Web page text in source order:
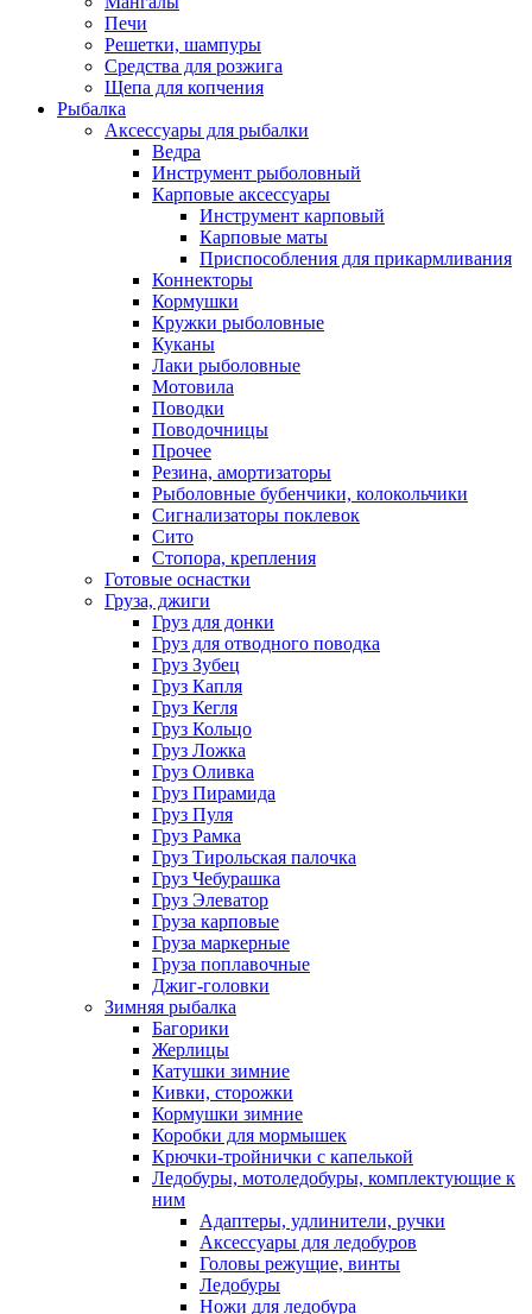
Печи
Решетки, шампуры
Средства для розжига
Щепа для копчения
Рыбалка
Аксессуары для рыбалки
Ведра
Инструмент рыболовный
Карповые аксессуары
Инструмент карповый
Карповые маты
Приспособления для прикармливания
Коннекторы
Кормушки
Кружки рыболовные
Куканы
Лаки рыболовные
Мотовила
Поводки
Поводочницы
Прочее
Резина, амортизаторы
Рыболовные бубенчики, колокольчики
Сигнализаторы поклевок
Сито
Стопора, крепления
Готовые оснастки
Груза, джиги
Груз для донки
Груз для отводного поводка
Груз Зубец
Груз Капля
Груз Кегля
Груз Кольцо
Груз Ложка
Груз Оливка
Груз Пирамида
Груз Пуля
Груз Рамка
Груз Тирольская палочка
Груз Чебурашка
Груз Элеватор
Груза карповые
Груза маркерные
Груза поплавочные
Джиг-головки
Зимняя рыбалка
Багорики
Жерлицы
Катушки зимние
Кивки, сторожки
Кормушки зимние
Коробки для мормышек
Крючки-тройнички с капелькой
Ледобуры, мотоледобуры, комплектующие к
ним
Адаптеры, удлинители, ручки
Аксессуары для ледобуров
Головы режущие, винты
Ледобуры
Ножи для ледобура